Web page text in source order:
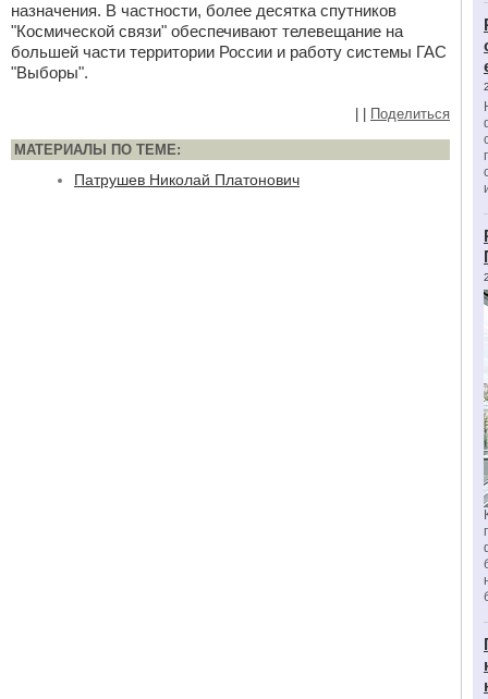
назначения. В частности, более десятка спутников
"Космической связи" обеспечивают телевещание на
большей части территории России и работу системы ГАС
"Выборы".
Поделиться
МАТЕРИАЛЫ ПО ТЕМЕ:
Патрушев Николай Платонович